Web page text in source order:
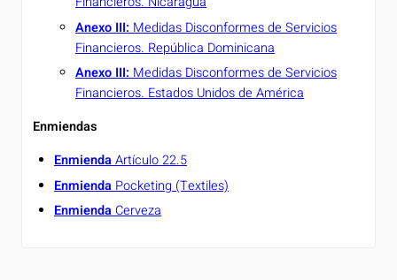
Anexo III: Medidas Disconformes de Servicios
Financieros. República Dominicana
Anexo III:Medidas Disconformes de Servicios
Financieros. Estados Unidos de América
Enmiendas
EnmiendaArtículo 22.5
Enmienda Pocketing (Textiles)
EnmiendaCerveza